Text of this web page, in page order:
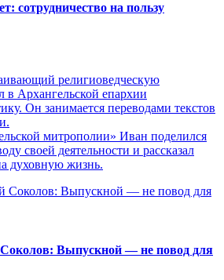
сотрудничество на пользу
религиоведческую
в Архангельской епархии
Он занимается переводами текстов
митрополии» Иван поделился
своей деятельности и рассказал
духовную жизнь.
Выпускной — не повод для